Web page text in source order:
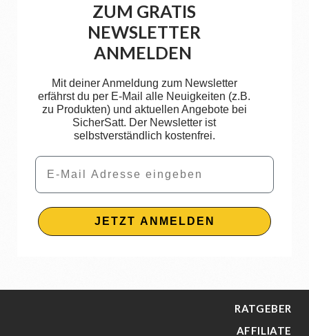
ZUM GRATIS
NEWSLETTER
ANMELDEN
Mit deiner Anmeldung zum Newsletter
erfährst du per E-Mail alle Neuigkeiten (z.B.
zu Produkten) und aktuellen Angebote bei
SicherSatt. Der Newsletter ist
selbstverständlich kostenfrei.
Email
JETZT ANMELDEN
RATGEBER
AFFILIATE